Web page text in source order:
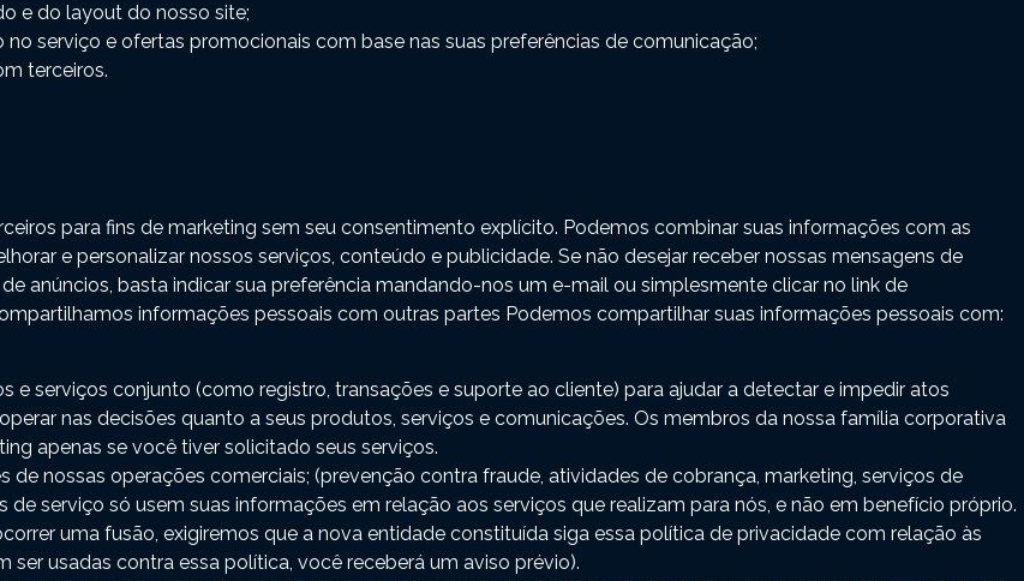
e do layout do nosso site;
serviço e ofertas promocionais com base nas suas preferências de comunicação;
terceiros.
para fins de marketing sem seu consentimento explícito. Podemos combinar suas informações com as
e personalizar nossos serviços, conteúdo e publicidade. Se não desejar receber nossas mensagens de
anúncios, basta indicar sua preferência mandando-nos um e-mail ou simplesmente clicar no link de
informações pessoais com outras partes Podemos compartilhar suas informações pessoais com:
serviços conjunto (como registro, transações e suporte ao cliente) para ajudar a detectar e impedir atos
nas decisões quanto a seus produtos, serviços e comunicações. Os membros da nossa família corporativa
apenas se você tiver solicitado seus serviços.
nossas operações comerciais; (prevenção contra fraude, atividades de cobrança, marketing, serviços de
serviço só usem suas informações em relação aos serviços que realizam para nós, e não em benefício próprio.
uma fusão, exigiremos que a nova entidade constituída siga essa política de privacidade com relação às
usadas contra essa política, você receberá um aviso prévio).